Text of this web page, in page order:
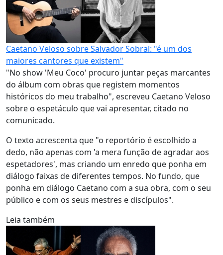
Caetano Veloso sobre Salvador Sobral: "é um dos
maiores cantores que existem"
"No show 'Meu Coco' procuro juntar peças marcantes
do álbum com obras que registem momentos
históricos do meu trabalho", escreveu Caetano Veloso
sobre o espetáculo que vai apresentar, citado no
comunicado.
O texto acrescenta que "o reportório é escolhido a
dedo, não apenas com 'a mera função de agradar aos
espetadores', mas criando um enredo que ponha em
diálogo faixas de diferentes tempos. No fundo, que
ponha em diálogo Caetano com a sua obra, com o seu
público e com os seus mestres e discípulos".
Leia também